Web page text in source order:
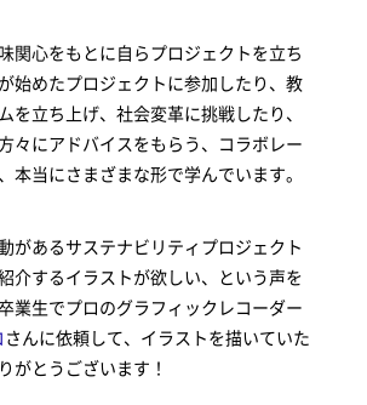
関心をもとに自らプロジェクトを立ち
始めたプロジェクトに参加したり、教
を立ち上げ、社会変革に挑戦したり、
々にアドバイスをもらう、コラボレー
本当にさまざまな形で学んでいます。
があるサステナビリティプロジェクト
介するイラストが欲しい、という声を
業生でプロのグラフィックレコーダー
さんに依頼して、イラストを描いていた
がとうございます！